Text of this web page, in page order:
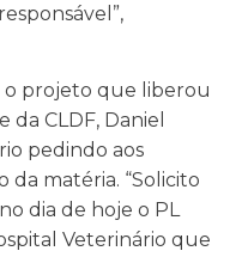
o projeto que liberou
CLDF, Daniel
pedindo aos
matéria. “Solicito
dia de hoje o PL
Veterinário que